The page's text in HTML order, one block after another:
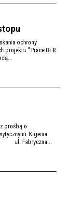
ochrony
projektu "Prace B+R
z prośbą o
Kigema
Fabryczna...